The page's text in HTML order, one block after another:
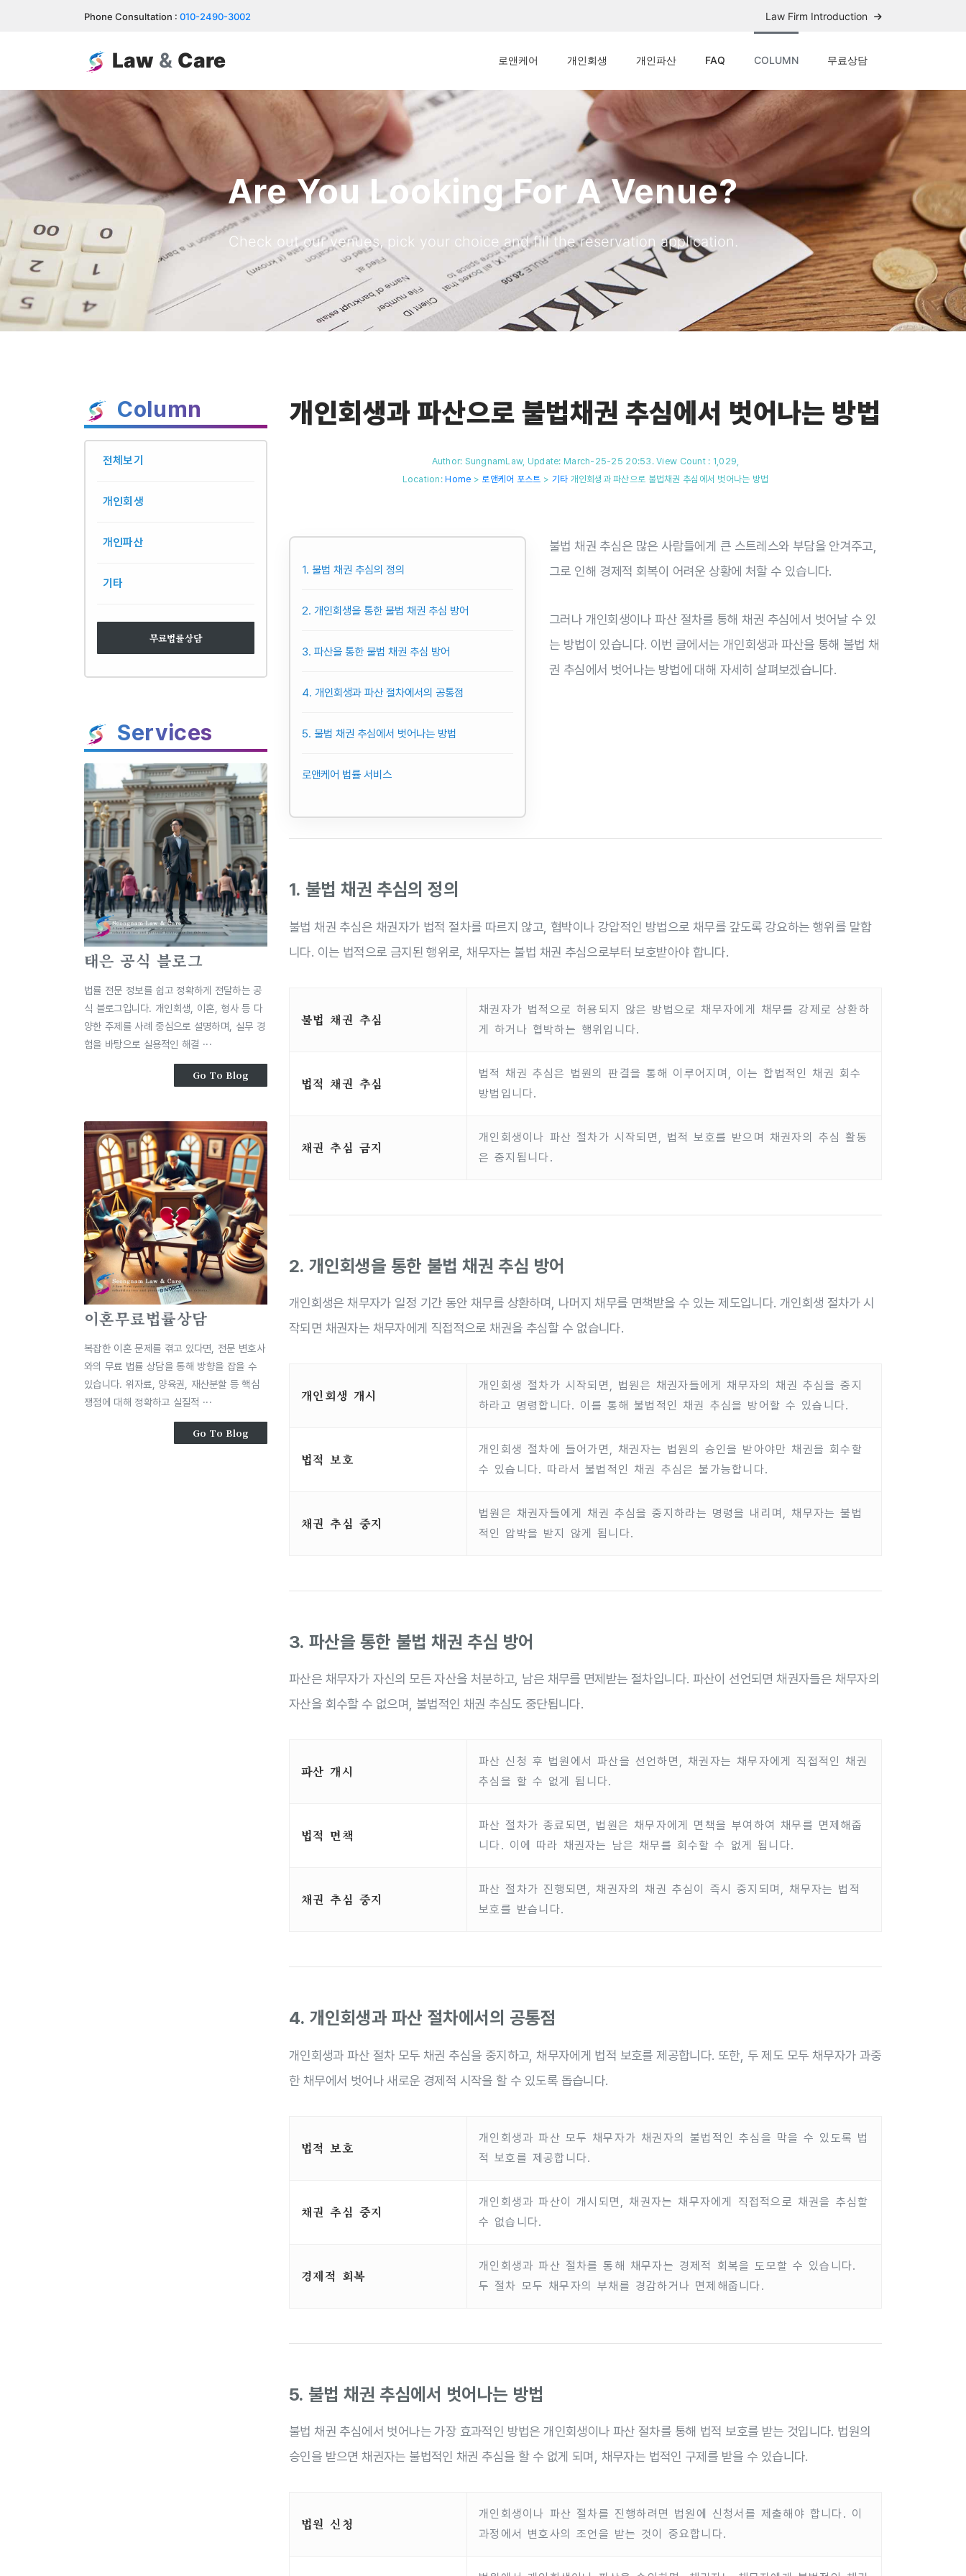
Phone Consultation : 010-2490-3002 Law Firm Introduction
Law & Care 로앤케어 개인회생 개인파산 FAQ COLUMN 무료상담
Are You Looking For A Venue?
Check out our venues, pick your choice and fill the reservation application.
Column
전체보기
개인회생
개인파산
기타
무료법률상담
Services
태은 공식 블로그
법률 전문 정보를 쉽고 정확하게 전달하는 공
식 블로그입니다. 개인회생, 이혼, 형사 등 다
양한 주제를 사례 중심으로 설명하며, 실무 경
험을 바탕으로 실용적인 해결 ···
Go To Blog
이혼무료법률상담
복잡한 이혼 문제를 겪고 있다면, 전문 변호사
와의 무료 법률 상담을 통해 방향을 잡을 수
있습니다. 위자료, 양육권, 재산분할 등 핵심
쟁점에 대해 정확하고 실질적 ···
Go To Blog
개인회생과 파산으로 불법채권 추심에서 벗어나는 방법
Author: SungnamLaw, Update: March-25-25 20:53. View Count : 1,029,
Location:Home >로앤케어 포스트 > 기타 개인회생과 파산으로 불법채권 추심에서 벗어나는 방법
1. 불법 채권 추심의 정의
2. 개인회생을 통한 불법 채권 추심 방어
3. 파산을 통한 불법 채권 추심 방어
4. 개인회생과 파산 절차에서의 공통점
5. 불법 채권 추심에서 벗어나는 방법
로앤케어 법률 서비스
불법 채권 추심은 많은 사람들에게 큰 스트레스와 부담을 안겨주고,
그로 인해 경제적 회복이 어려운 상황에 처할 수 있습니다.
그러나 개인회생이나 파산 절차를 통해 채권 추심에서 벗어날 수 있
는 방법이 있습니다. 이번 글에서는 개인회생과 파산을 통해 불법 채
권 추심에서 벗어나는 방법에 대해 자세히 살펴보겠습니다.
1. 불법 채권 추심의 정의
불법 채권 추심은 채권자가 법적 절차를 따르지 않고, 협박이나 강압적인 방법으로 채무를 갚도록 강요하는 행위를 말합
니다. 이는 법적으로 금지된 행위로, 채무자는 불법 채권 추심으로부터 보호받아야 합니다.
불법 채권 추심
채권자가 법적으로 허용되지 않은 방법으로 채무자에게 채무를 강제로 상환하
게 하거나 협박하는 행위입니다.
법적 채권 추심
법적 채권 추심은 법원의 판결을 통해 이루어지며, 이는 합법적인 채권 회수
방법입니다.
채권 추심 금지
개인회생이나 파산 절차가 시작되면, 법적 보호를 받으며 채권자의 추심 활동
은 중지됩니다.
2. 개인회생을 통한 불법 채권 추심 방어
개인회생은 채무자가 일정 기간 동안 채무를 상환하며, 나머지 채무를 면책받을 수 있는 제도입니다. 개인회생 절차가 시
작되면 채권자는 채무자에게 직접적으로 채권을 추심할 수 없습니다.
개인회생 개시
개인회생 절차가 시작되면, 법원은 채권자들에게 채무자의 채권 추심을 중지
하라고 명령합니다. 이를 통해 불법적인 채권 추심을 방어할 수 있습니다.
법적 보호
개인회생 절차에 들어가면, 채권자는 법원의 승인을 받아야만 채권을 회수할
수 있습니다. 따라서 불법적인 채권 추심은 불가능합니다.
채권 추심 중지
법원은 채권자들에게 채권 추심을 중지하라는 명령을 내리며, 채무자는 불법
적인 압박을 받지 않게 됩니다.
3. 파산을 통한 불법 채권 추심 방어
파산은 채무자가 자신의 모든 자산을 처분하고, 남은 채무를 면제받는 절차입니다. 파산이 선언되면 채권자들은 채무자의
자산을 회수할 수 없으며, 불법적인 채권 추심도 중단됩니다.
파산 개시
파산 신청 후 법원에서 파산을 선언하면, 채권자는 채무자에게 직접적인 채권
추심을 할 수 없게 됩니다.
법적 면책
파산 절차가 종료되면, 법원은 채무자에게 면책을 부여하여 채무를 면제해줍
니다. 이에 따라 채권자는 남은 채무를 회수할 수 없게 됩니다.
채권 추심 중지
파산 절차가 진행되면, 채권자의 채권 추심이 즉시 중지되며, 채무자는 법적
보호를 받습니다.
4. 개인회생과 파산 절차에서의 공통점
개인회생과 파산 절차 모두 채권 추심을 중지하고, 채무자에게 법적 보호를 제공합니다. 또한, 두 제도 모두 채무자가 과중
한 채무에서 벗어나 새로운 경제적 시작을 할 수 있도록 돕습니다.
법적 보호
개인회생과 파산 모두 채무자가 채권자의 불법적인 추심을 막을 수 있도록 법
적 보호를 제공합니다.
채권 추심 중지
개인회생과 파산이 개시되면, 채권자는 채무자에게 직접적으로 채권을 추심할
수 없습니다.
경제적 회복
개인회생과 파산 절차를 통해 채무자는 경제적 회복을 도모할 수 있습니다.
두 절차 모두 채무자의 부채를 경감하거나 면제해줍니다.
5. 불법 채권 추심에서 벗어나는 방법
불법 채권 추심에서 벗어나는 가장 효과적인 방법은 개인회생이나 파산 절차를 통해 법적 보호를 받는 것입니다. 법원의
승인을 받으면 채권자는 불법적인 채권 추심을 할 수 없게 되며, 채무자는 법적인 구제를 받을 수 있습니다.
법원 신청
개인회생이나 파산 절차를 진행하려면 법원에 신청서를 제출해야 합니다. 이
과정에서 변호사의 조언을 받는 것이 중요합니다.